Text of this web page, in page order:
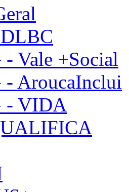
Vale +Social
- AroucaInclui
- VIDA